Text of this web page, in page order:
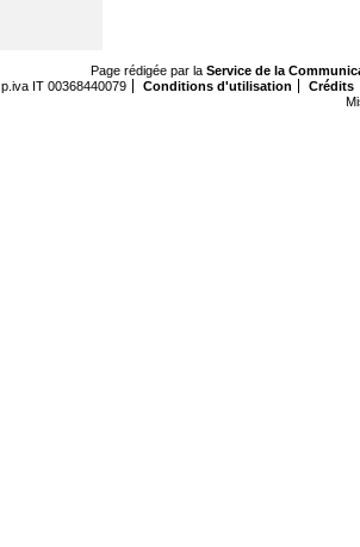
Page rédigée par la Service de la
p.iva IT 00368440079
Conditions d'utilisation
Crédits